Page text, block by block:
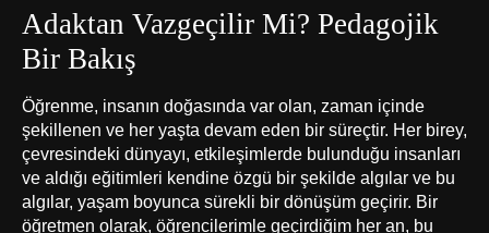
Adaktan Vazgeçilir Mi? Pedagojik
Bir Bakış
Öğrenme, insanın doğasında var olan, zaman içinde
şekillenen ve her yaşta devam eden bir süreçtir. Her birey,
çevresindeki dünyayı, etkileşimlerde bulunduğu insanları
ve aldığı eğitimleri kendine özgü bir şekilde algılar ve bu
algılar, yaşam boyunca sürekli bir dönüşüm geçirir. Bir
öğretmen olarak, öğrencilerimle geçirdiğim her an, bu